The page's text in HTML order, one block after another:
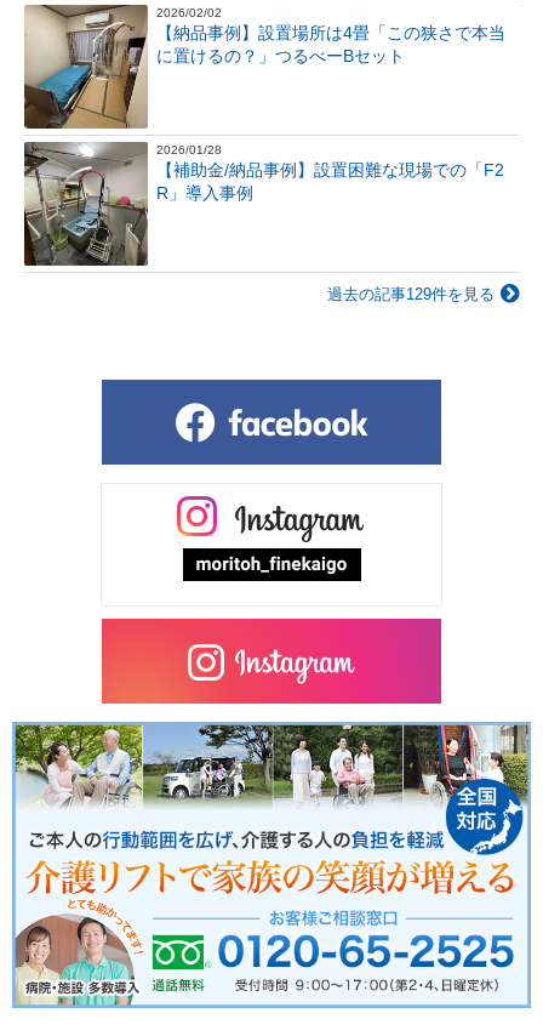
2026/02/02
【納品事例】設置場所は4畳「この狭さで本当
に置けるの？」つるべーBセット
2026/01/28
【補助金/納品事例】設置困難な現場での「F2
R」導入事例
過去の記事129件を見る